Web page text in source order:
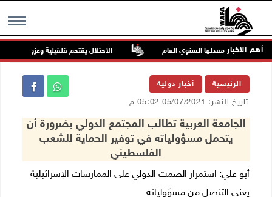
MENU أهم الاخبار
أعلى من معدلها السنوي العام الاحتلال يقتحم قلقيلية وعزون عتمة وبيت
الرئيسية أخبار دولية
تاريخ النشر: 05/07/2021 05:02 م
الجامعة العربية تطالب المجتمع الدولي بضرورة أن
يتحمل مسؤولياته في توفير الحماية للشعب
الفلسطيني
أبو علي: استمرار الصمت الدولي على الممارسات الإسرائيلية
يعني التنصل من مسؤولياته